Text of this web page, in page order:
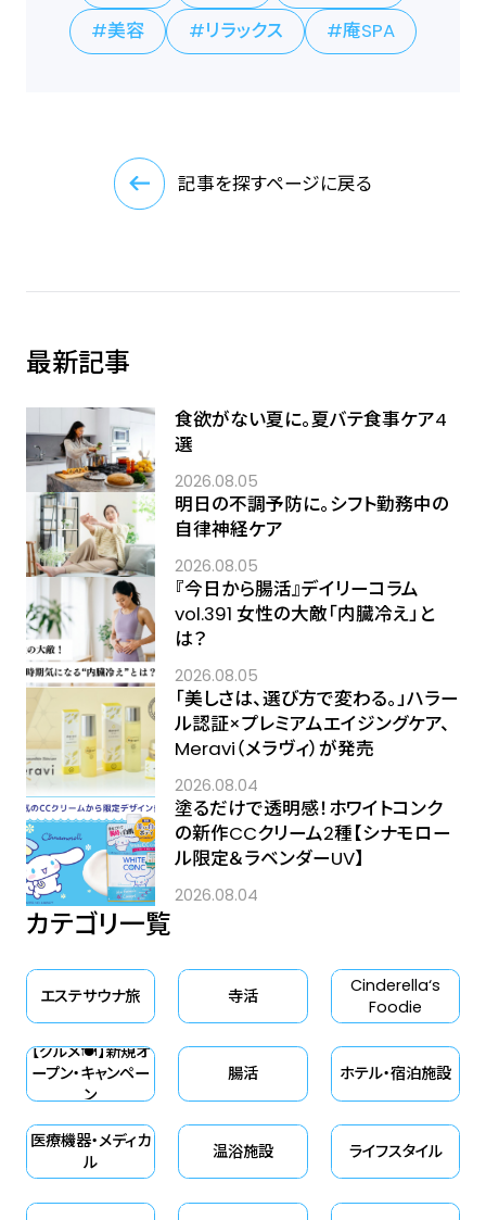
美容
リラックス 庵SPA
記事を探すページに戻る
最新記事
食欲がない夏に。夏バテ食事ケア4
選
2026.08.05
明日の不調予防に。シフト勤務中の
自律神経ケア
2026.08.05
『今日から腸活』デイリーコラム
vol.391 女性の大敵「内臓冷え」と
は？
2026.08.05
「美しさは、選び方で変わる。」ハラー
ル認証×プレミアムエイジングケア、
Meravi（メラヴィ）が発売
2026.08.04
塗るだけで透明感！ホワイトコンク
の新作CCクリーム2種【シナモロー
ル限定＆ラベンダーUV】
2026.08.04
カテゴリ一覧
エステサウナ旅 寺活
Cinderella‘s
Foodie
【グルメ🍽】新規オ
ープン・キャンペー
ン
腸活 ホテル・宿泊施設
医療機器・メディカ
ル
温浴施設 ライフスタイル